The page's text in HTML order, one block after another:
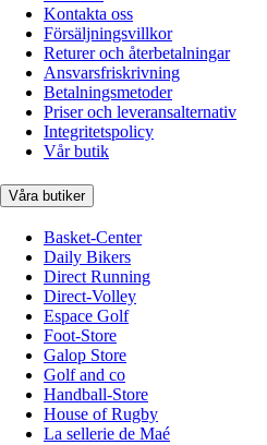
Kontakta oss
Försäljningsvillkor
Returer och återbetalningar
Ansvarsfriskrivning
Betalningsmetoder
Priser och leveransalternativ
Integritetspolicy
Vår butik
Våra butiker
Basket-Center
Daily Bikers
Direct Running
Direct-Volley
Espace Golf
Foot-Store
Galop Store
Golf and co
Handball-Store
House of Rugby
La sellerie de Maé